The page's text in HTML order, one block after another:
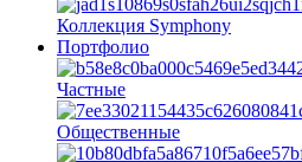
Коллекция Symphony
Портфолио
Частные
Общественные